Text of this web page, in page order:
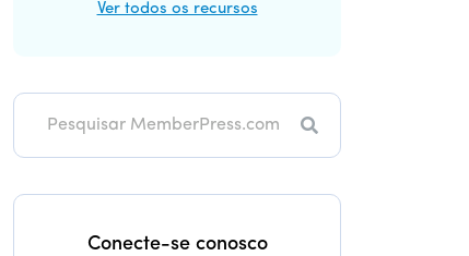
Ver todos os recursos
Pesquisa
Conecte-se conosco